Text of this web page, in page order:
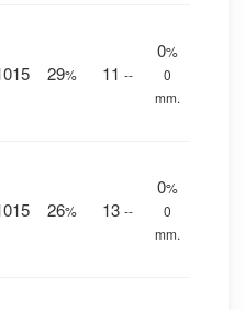
29% 11 --
0%
0
mm.
26% 13 --
0%
0
mm.